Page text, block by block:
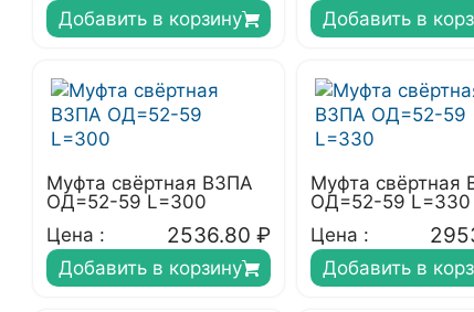
Добавить в корзину Добавить в
Муфта свёртная ВЗПА
ОД=52-59 L=300
Цена :
2536.80 ₽
Добавить в корзину
Муфта свёртная
ОД=52-59 L=330
Цена :
Добавить в